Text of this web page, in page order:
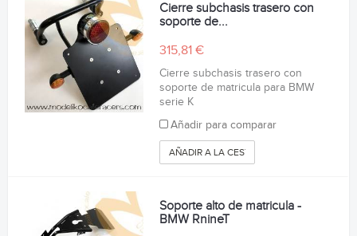
Cierre subchasis trasero con
soporte de...
315,81 €
Cierre subchasis trasero con
soporte de matricula para BMW
serie K
Añadir para comparar
AÑADIR A LA CESTA
Soporte alto de matricula -
BMW RnineT